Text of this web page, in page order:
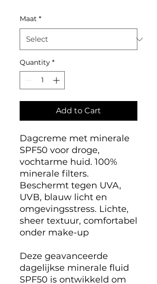
Maat *
Quantity *
Add to Cart
Dagcreme met minerale
SPF50 voor droge,
vochtarme huid. 100%
minerale filters.
Beschermt tegen UVA,
UVB, blauw licht en
omgevingsstress. Lichte,
sheer textuur, comfortabel
onder make-up
Deze geavanceerde
dagelijkse minerale fluid
SPF50 is ontwikkeld om